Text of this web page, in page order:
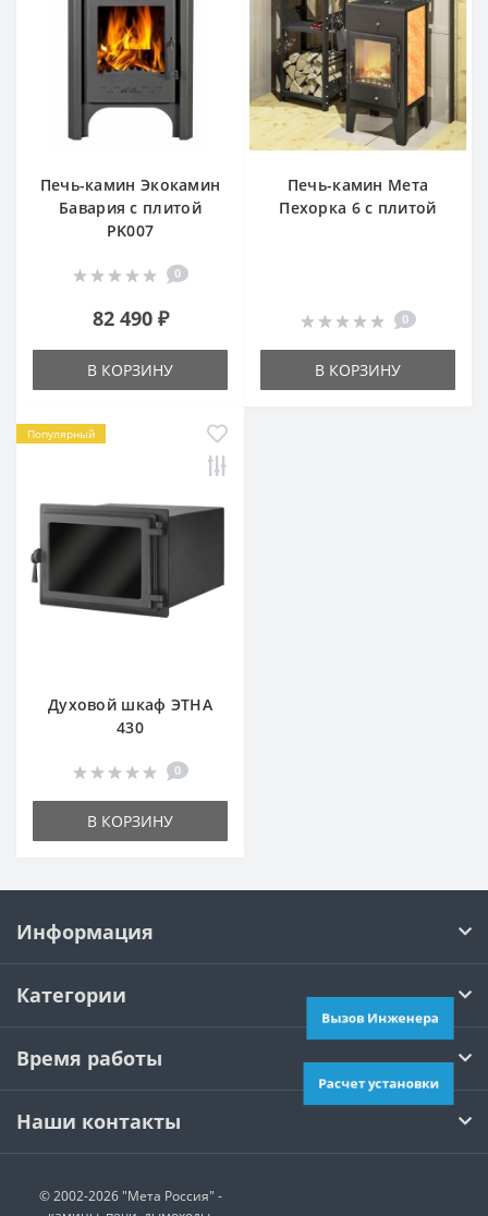
Печь-камин Экокамин
Бавария с плитой
PK007
0
82 490 ₽
В КОРЗИНУ
Печь-камин Мета
Пехорка 6 с плитой
0
В КОРЗИНУ
Популярный
Духовой шкаф ЭТНА
430
0
В КОРЗИНУ
Информация
Категории
Время работы
Наши контакты
© 2002-2026 "Мета Россия" -
Расчет установки
Вызов Инженера